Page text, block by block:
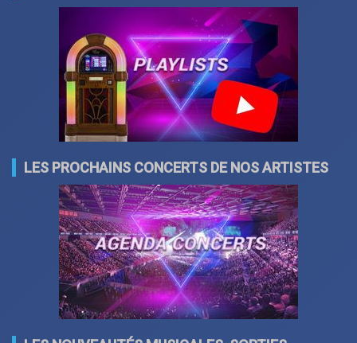
LES PROCHAINS CONCERTS DE NOS ARTISTES